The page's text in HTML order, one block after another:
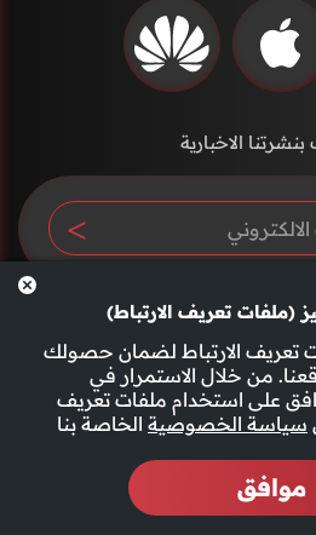
(ملفات تعريف الارتباط)
تعريف الارتباط لضمان حصولك
من خلال الاستمرار في
على استخدام ملفات تعريف
سياسة الخصوصية الخاصة بنا
موافق
الاخبارية
الأحكام والشروط